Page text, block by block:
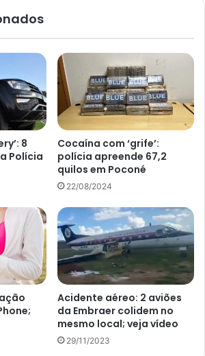
toque especial com o verdadeiro molho
como fazer – Reprodução Canva
do preparo do
simples de fazer, o molho branco
na hora do preparo para não
final precisa ser um molho
8
Polícia
Cocaína com ‘grife’:
polícia apreende 67,2
quilos em Poconé
22/08/2024
Acidente aéreo: 2 aviões
da Embraer colidem no
mesmo local; veja vídeo
29/11/2023